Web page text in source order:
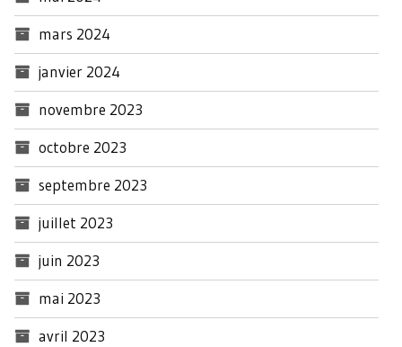
mars 2024
janvier 2024
novembre 2023
octobre 2023
septembre 2023
juillet 2023
juin 2023
mai 2023
avril 2023